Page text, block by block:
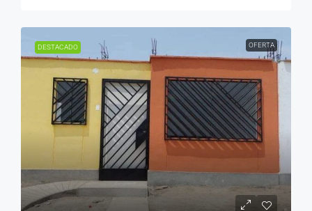
DESTACADO OFERTA